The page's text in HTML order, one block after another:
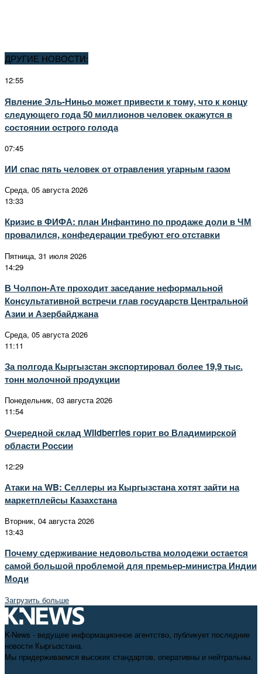
ДРУГИЕ НОВОСТИ:
12:55
Явление Эль-Ниньо может привести к тому, что к концу
следующего года 50 миллионов человек окажутся в
состоянии острого голода
07:45
ИИ спас пять человек от отравления угарным газом
Среда, 05 августа 2026
13:33
Кризис в ФИФА: план Инфантино по продаже доли в ЧМ
провалился, конфедерации требуют его отставки
Пятница, 31 июля 2026
14:29
В Чолпон-Ате проходит заседание неформальной
Консультативной встречи глав государств Центральной
Азии и Азербайджана
Среда, 05 августа 2026
11:11
За полгода Кыргызстан экспортировал более 19,9 тыс.
тонн молочной продукции
Понедельник, 03 августа 2026
11:54
Очередной склад Wildberries горит во Владимирской
области России
12:29
Атаки на WB: Селлеры из Кыргызстана хотят зайти на
маркетплейсы Казахстана
Вторник, 04 августа 2026
13:43
Почему сдерживание недовольства молодежи остается
самой большой проблемой для премьер-министра Индии
Моди
Загрузить больше
K-News - ведущее информационное агентство, публикует последние
новости Кыргызстана.
Мы придерживаемся высоких стандартов, оперативны и нейтральны.